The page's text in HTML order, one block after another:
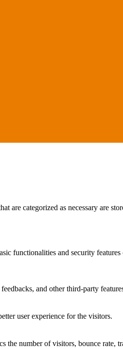
categorized as necessary are
functionalities and security
and other third-party
user experience for the visitors.
the number of visitors, bounce rate,